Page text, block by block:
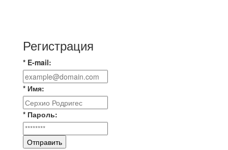
Регистрация
* E-mail:
* Имя:
* Пароль:
Отправить